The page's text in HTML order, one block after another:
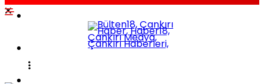
KÜLTÜR-SANAT